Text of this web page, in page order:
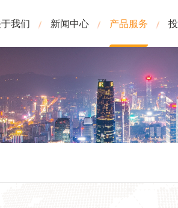
我们 新闻中心 产品服务